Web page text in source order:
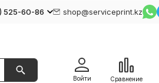
525-60-86 shop@serviceprint.kz
Войти Сравнение